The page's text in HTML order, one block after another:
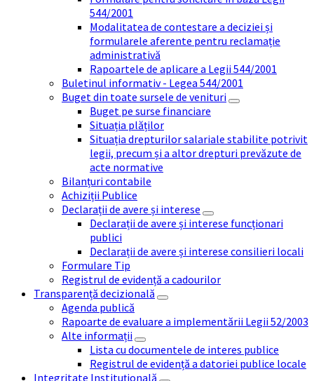
544/2001
Modalitatea de contestare a deciziei și
formularele aferente pentru reclamație
administrativă
Rapoartele de aplicare a Legii 544/2001
Buletinul informativ - Legea 544/2001
Buget din toate sursele de venituri
Buget pe surse financiare
Situația plăților
Situația drepturilor salariale stabilite potrivit
legii, precum și a altor drepturi prevăzute de
acte normative
Bilanțuri contabile
Achiziții Publice
Declarații de avere și interese
Declarații de avere și interese funcționari
publici
Declarații de avere și interese consilieri locali
Formulare Tip
Registrul de evidență a cadourilor
Transparență decizională
Agenda publică
Rapoarte de evaluare a implementării Legii 52/2003
Alte informații
Lista cu documentele de interes publice
Registrul de evidență a datoriei publice locale
Integritate Instituțională